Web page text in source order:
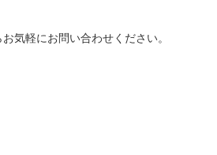
気軽にお問い合わせください。